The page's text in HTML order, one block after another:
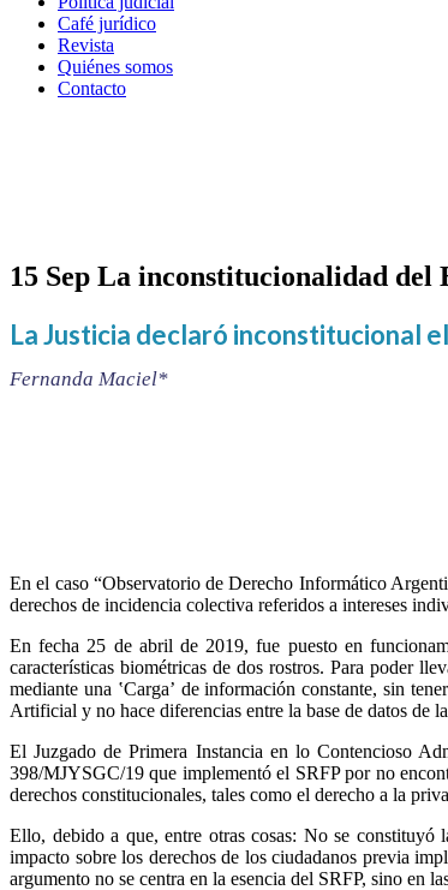
Café jurídico
Revista
Quiénes somos
Contacto
La inconstitucionalidad
15 Sep La inconstitucionalidad del
La Justicia declaró inconstitucional
Fernanda Maciel*
En el caso “Observatorio de Derecho Informático
derechos de incidencia colectiva referidos a intereses
En fecha 25 de abril de 2019, fue puesto en
características biométricas de dos rostros. Para poder
mediante una ʽCargaʼ de información constante, sin
Artificial y no hace diferencias entre la base de datos de
El Juzgado de Primera Instancia en lo Contencioso
398/MJYSGC/19 que implementó el SRFP por no
derechos constitucionales, tales como el derecho a la
Ello, debido a que, entre otras cosas: No se
impacto sobre los derechos de los ciudadanos previa
argumento no se centra en la esencia del SRFP, sino en